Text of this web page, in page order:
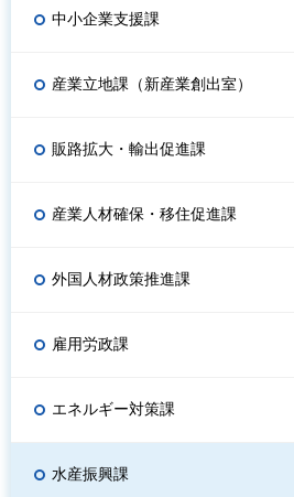
中小企業支援課
産業立地課（新産業創出室）
販路拡大・輸出促進課
産業人材確保・移住促進課
外国人材政策推進課
雇用労政課
エネルギー対策課
水産振興課